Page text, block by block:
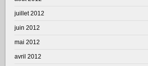
juillet 2012
juin 2012
mai 2012
avril 2012